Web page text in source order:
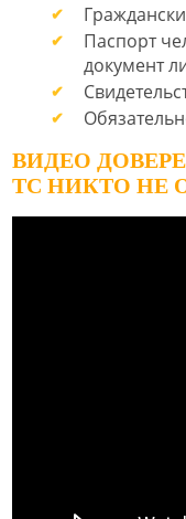
Паспорт
документ
ВИДЕО
ТС НИКТО НЕ